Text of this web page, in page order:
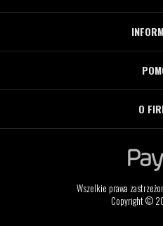
O
Wszelkie prawa
Copyright ©